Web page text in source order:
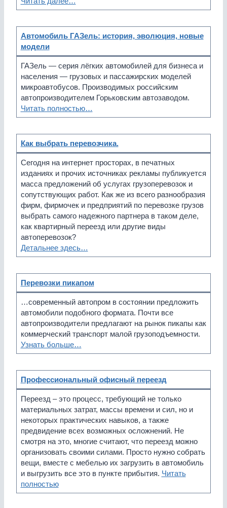
Автомобиль ГАЗель: история, эволюция, новые
модели
ГАЗель — серия лёгких автомобилей для бизнеса и
населения — грузовых и пассажирских моделей
микроавтобусов. Производимых российским
автопроизводителем Горьковским автозаводом.
Читать полностью…
Как выбрать перевозчика.
Сегодня на интернет просторах, в печатных
изданиях и прочих источниках рекламы публикуется
масса предложений об услугах грузоперевозок и
сопутствующих работ. Как же из всего разнообразия
фирм, фирмочек и предприятий по перевозке грузов
выбрать самого надежного партнера в таком деле,
как квартирный переезд или другие виды
автоперевозок?
Детальнее здесь…
Перевозки пикапом
…современный автопром в состоянии предложить
автомобили подобного формата. Почти все
автопроизводители предлагают на рынок пикапы как
коммерческий транспорт малой грузоподъемности.
Узнать больше…
Профессиональный офисный переезд
Переезд – это процесс, требующий не только
материальных затрат, массы времени и сил, но и
некоторых практических навыков, а также
предвидение всех возможных осложнений. Не
смотря на это, многие считают, что переезд можно
организовать своими силами. Просто нужно собрать
вещи, вместе с мебелью их загрузить в автомобиль
и выгрузить все это в пункте прибытия. Читать
полностью